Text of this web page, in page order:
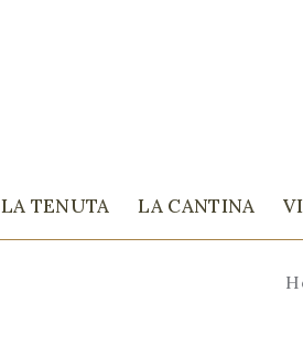
LA TENUTA LA CANTINA